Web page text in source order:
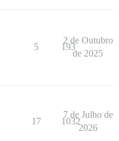
5 193
2 de Outubro
de 2025
17 1032
7 de Julho de
2026